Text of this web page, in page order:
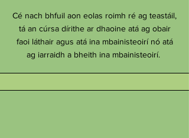
Cé nach bhfuil aon eolas roimh ré ag teastáil,
tá an cúrsa dírithe ar dhaoine atá ag obair
faoi láthair agus atá ina mbainisteoirí nó atá
ag iarraidh a bheith ina mbainisteoirí.